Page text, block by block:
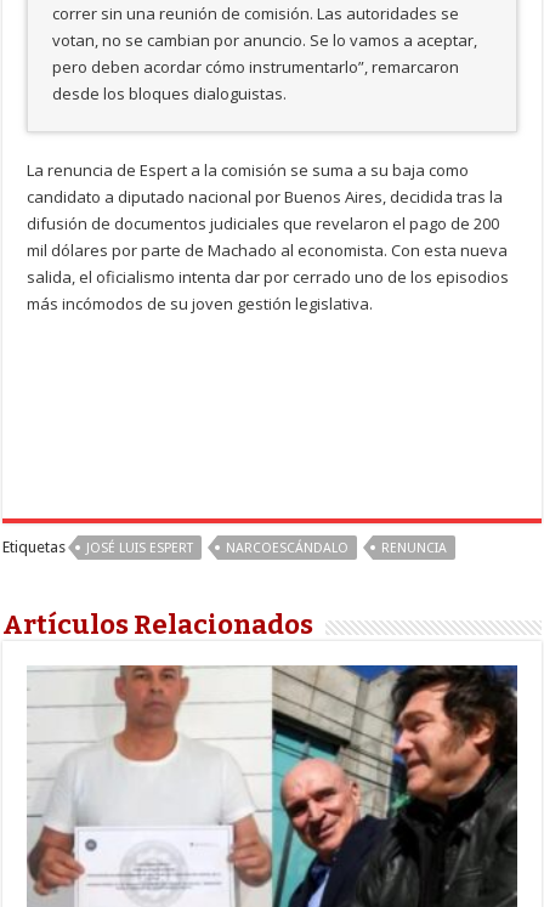
correr sin una reunión de comisión. Las autoridades se
votan, no se cambian por anuncio. Se lo vamos a aceptar,
pero deben acordar cómo instrumentarlo”, remarcaron
desde los bloques dialoguistas.
La renuncia de Espert a la comisión se suma a su baja como
candidato a diputado nacional por Buenos Aires, decidida tras la
difusión de documentos judiciales que revelaron el pago de 200
mil dólares por parte de Machado al economista. Con esta nueva
salida, el oficialismo intenta dar por cerrado uno de los episodios
más incómodos de su joven gestión legislativa.
Etiquetas JOSÉ LUIS ESPERT NARCOESCÁNDALO RENUNCIA
Artículos Relacionados